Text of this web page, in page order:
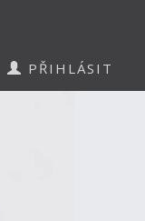
PŘIHLÁSIT